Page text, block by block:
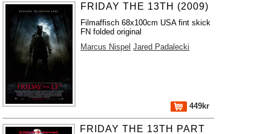
FRIDAY THE 13TH (2009)
Filmaffisch 68x100cm USA fint skick
FN folded original
Marcus Nispel Jared Padalecki
449kr
FRIDAY THE 13TH PART